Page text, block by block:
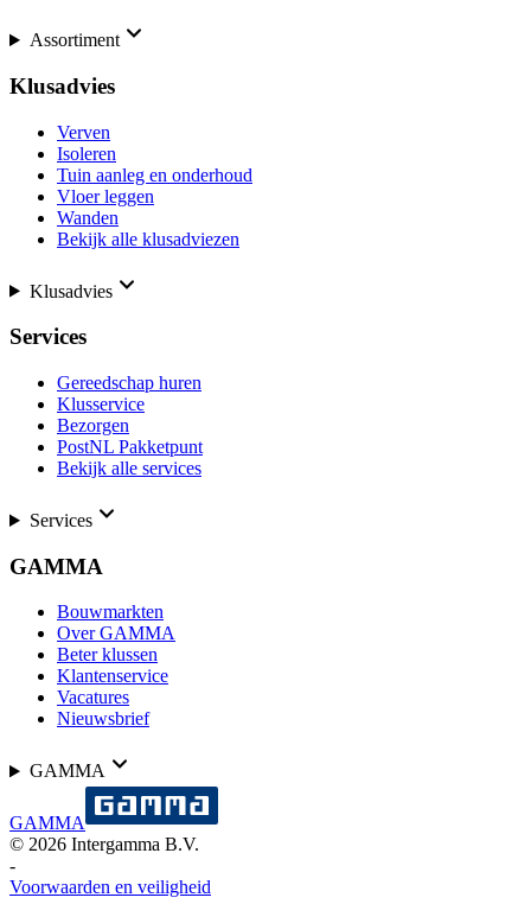
Assortiment
Klusadvies
Verven
Isoleren
Tuin aanleg en onderhoud
Vloer leggen
Wanden
Bekijk alle klusadviezen
Klusadvies
Services
Gereedschap huren
Klusservice
Bezorgen
PostNL Pakketpunt
Bekijk alle services
Services
GAMMA
Bouwmarkten
Over GAMMA
Beter klussen
Klantenservice
Vacatures
Nieuwsbrief
GAMMA
GAMMA
© 2026 Intergamma B.V.
-
Voorwaarden en veiligheid